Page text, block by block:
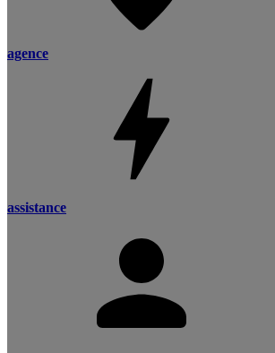
agence
assistance